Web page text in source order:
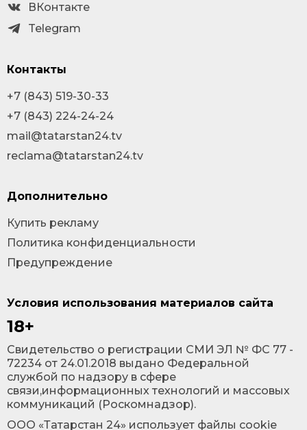
Условия использования материалов сайта
18+
Cвидетельство о регистрации СМИ ЭЛ № ФС 77 -
72234 от 24.01.2018 выдано Федеральной
службой по надзору в сфере
связи,информационных технологий и массовых
коммуникаций (Роскомнадзор).
ООО «Татарстан 24» использует файлы cookie
ВКонтакте
Telegram
Контакты
+7 (843) 519-30-33
+7 (843) 224-24-24
mail@tatarstan24.tv
reclama@tatarstan24.tv
Дополнительно
Купить рекламу
Политика конфиденциальности
Предупреждение